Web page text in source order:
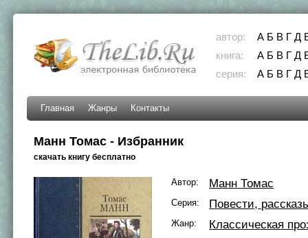
автор: А Б В Г Д
книга:
А Б В Г Д
серия:
А Б В Г Д
Главная Жанры Контакты
Манн Томас - Избранник
скачать книгу бесплатно
Автор: Манн Томас
Серия: Повести,
Жанр:
Классическая